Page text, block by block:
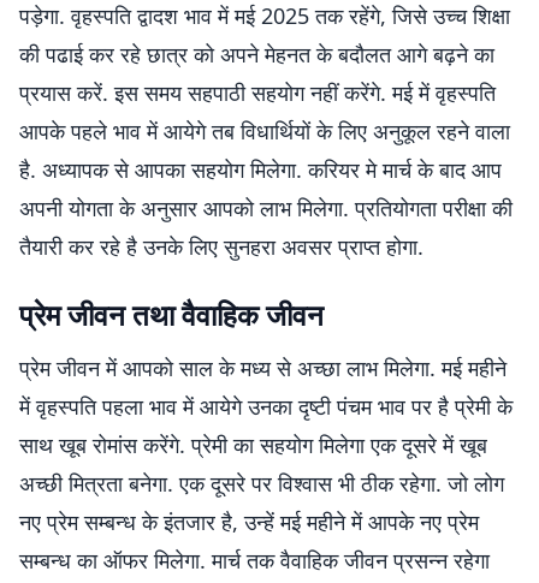
पड़ेगा. वृहस्पति द्वादश भाव में मई 2025 तक रहेंगे, जिसे उच्च शिक्षा
की पढाई कर रहे छात्र को अपने मेहनत के बदौलत आगे बढ़ने का
प्रयास करें. इस समय सहपाठी सहयोग नहीं करेंगे. मई में वृहस्पति
आपके पहले भाव में आयेगे तब विधार्थियों के लिए अनुकूल रहने वाला
है. अध्यापक से आपका सहयोग मिलेगा. करियर मे मार्च के बाद आप
अपनी योगता के अनुसार आपको लाभ मिलेगा. प्रतियोगता परीक्षा की
तैयारी कर रहे है उनके लिए सुनहरा अवसर प्राप्त होगा.
प्रेम जीवन तथा वैवाहिक जीवन
प्रेम जीवन में आपको साल के मध्य से अच्छा लाभ मिलेगा. मई महीने
में वृहस्पति पहला भाव में आयेगे उनका दृष्टी पंचम भाव पर है प्रेमी के
साथ खूब रोमांस करेंगे. प्रेमी का सहयोग मिलेगा एक दूसरे में खूब
अच्छी मित्रता बनेगा. एक दूसरे पर विश्वास भी ठीक रहेगा. जो लोग
नए प्रेम सम्बन्ध के इंतजार है, उन्हें मई महीने में आपके नए प्रेम
सम्बन्ध का ऑफर मिलेगा. मार्च तक वैवाहिक जीवन प्रसन्न रहेगा